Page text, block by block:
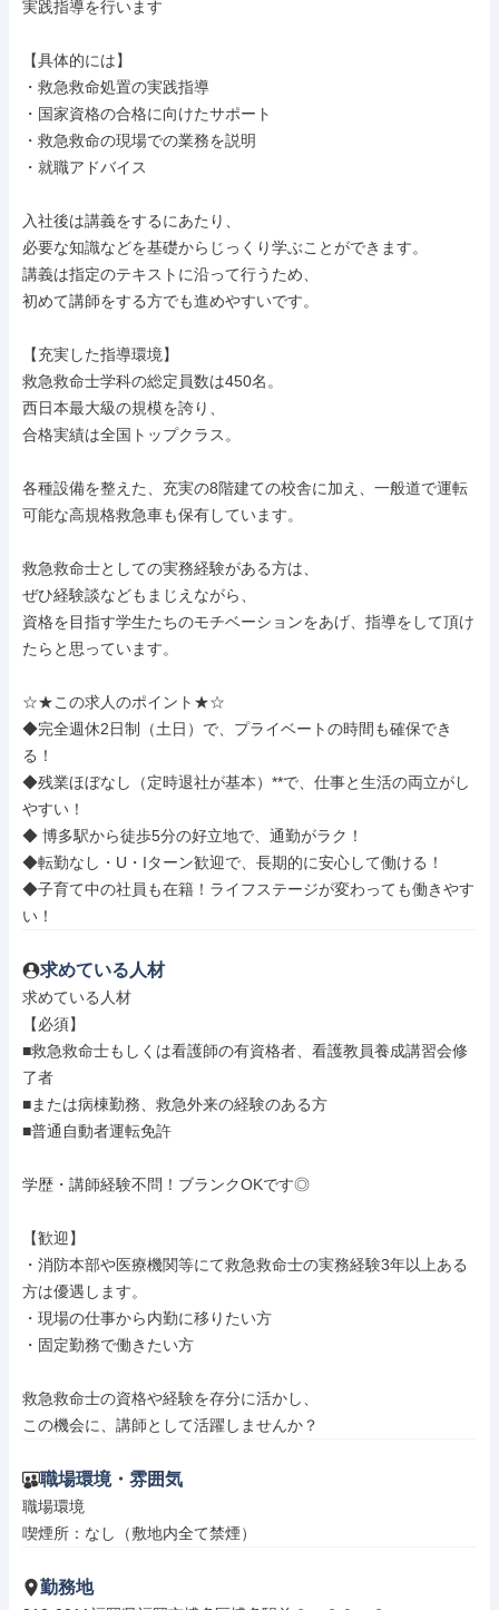
実践指導を行います
【具体的には】
・救急救命処置の実践指導
・国家資格の合格に向けたサポート
・救急救命の現場での業務を説明
・就職アドバイス
入社後は講義をするにあたり、
必要な知識などを基礎からじっくり学ぶことができます。
講義は指定のテキストに沿って行うため、
初めて講師をする方でも進めやすいです。
【充実した指導環境】
救急救命士学科の総定員数は450名。
西日本最大級の規模を誇り、
合格実績は全国トップクラス。
各種設備を整えた、充実の8階建ての校舎に加え、一般道で運転
可能な高規格救急車も保有しています。
救急救命士としての実務経験がある方は、
ぜひ経験談などもまじえながら、
資格を目指す学生たちのモチベーションをあげ、指導をして頂け
たらと思っています。
☆★この求人のポイント★☆
◆完全週休2日制（土日）で、プライベートの時間も確保でき
る！
◆残業ほぼなし（定時退社が基本）**で、仕事と生活の両立がし
やすい！
◆ 博多駅から徒歩5分の好立地で、通勤がラク！
◆転勤なし・U・Iターン歓迎で、長期的に安心して働ける！
◆子育て中の社員も在籍！ライフステージが変わっても働きやす
い！
求めている人材
求めている人材
【必須】
■救急救命士もしくは看護師の有資格者、看護教員養成講習会修
了者
■または病棟勤務、救急外来の経験のある方
■普通自動者運転免許
学歴・講師経験不問！ブランクOKです◎
【歓迎】
・消防本部や医療機関等にて救急救命士の実務経験3年以上ある
方は優遇します。
・現場の仕事から内勤に移りたい方
・固定勤務で働きたい方
救急救命士の資格や経験を存分に活かし、
この機会に、講師として活躍しませんか？
職場環境・雰囲気
職場環境
喫煙所：なし（敷地内全て禁煙）
勤務地